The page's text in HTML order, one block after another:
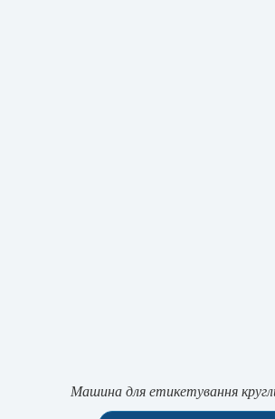
Машина для етикетування